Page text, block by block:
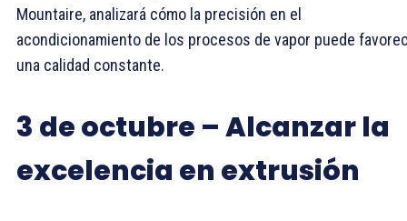
Mountaire, analizará cómo la precisión en el
acondicionamiento de los procesos de vapor puede
una calidad constante.
3 de octubre – Alcanzar la
excelencia en extrusión